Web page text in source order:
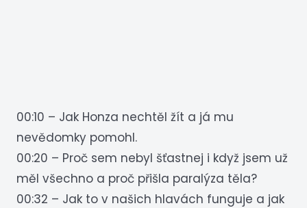
00:10 – Jak Honza nechtěl žít a já mu
nevědomky pomohl.
00:20 – Proč sem nebyl šťastnej i když jsem už
měl všechno a proč přišla paralýza těla?
00:32 – Jak to v našich hlavách funguje a jak